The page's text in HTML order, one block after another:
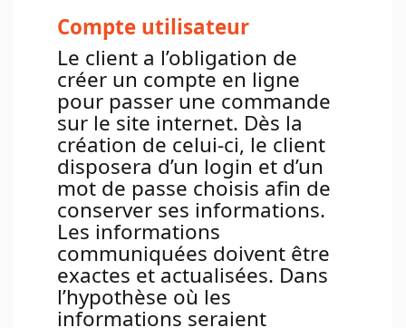
Compte utilisateur
Le client a l’obligation de
créer un compte en ligne
pour passer une commande
sur le site internet. Dès la
création de celui-ci, le client
disposera d’un login et d’un
mot de passe choisis afin de
conserver ses informations.
Les informations
communiquées doivent être
exactes et actualisées. Dans
l’hypothèse où les
informations seraient